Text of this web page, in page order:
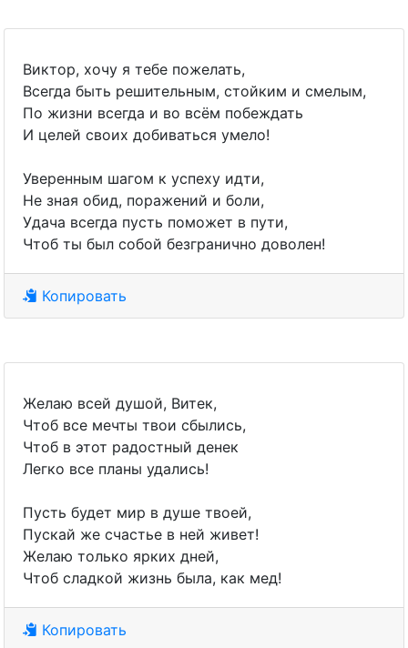
Виктор, хочу я тебе пожелать,
Всегда быть решительным, стойким и смелым,
По жизни всегда и во всём побеждать
И целей своих добиваться умело!
Уверенным шагом к успеху идти,
Не зная обид, поражений и боли,
Удача всегда пусть поможет в пути,
Чтоб ты был собой безгранично доволен!
Копировать
Желаю всей душой, Витек,
Чтоб все мечты твои сбылись,
Чтоб в этот радостный денек
Легко все планы удались!
Пусть будет мир в душе твоей,
Пускай же счастье в ней живет!
Желаю только ярких дней,
Чтоб сладкой жизнь была, как мед!
Копировать